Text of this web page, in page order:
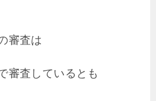
審査は
審査しているとも